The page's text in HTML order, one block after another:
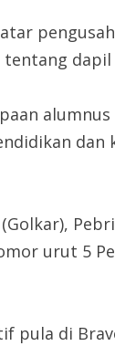
urut 5
pula di